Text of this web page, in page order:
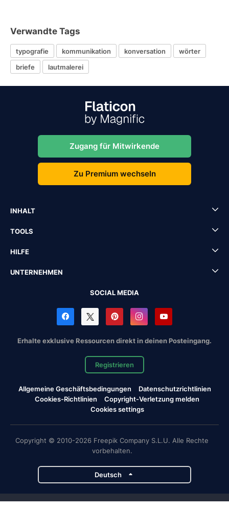
Verwandte Tags
typografie kommunikation konversation
wörter
briefe
lautmalerei
Zugang für Mitwirkende
Zu Premium wechseln
INHALT
TOOLS
HILFE
UNTERNEHMEN
SOCIAL MEDIA
Erhalte exklusive Ressourcen direkt in deinen Posteingang.
Registrieren
Allgemeine Geschäftsbedingungen
Datenschutzrichtlinien
Cookies-Richtlinien
Copyright-Verletzung melden
Cookies settings
Copyright © 2010-2026 Freepik Company S.L.U. Alle Rechte
vorbehalten.
Deutsch